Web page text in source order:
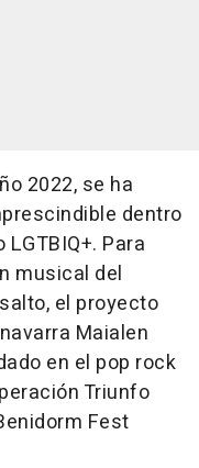
2022, se ha
dentro
Para
musical del
el proyecto
Maialen
en el pop rock
Triunfo
Fest